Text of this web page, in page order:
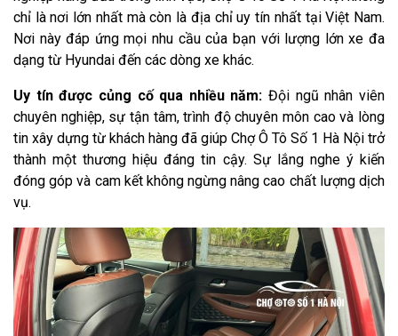
chỉ là nơi lớn nhất mà còn là địa chỉ uy tín nhất tại Việt Nam.
Nơi này đáp ứng mọi nhu cầu của bạn với lượng lớn xe đa
dạng từ Hyundai đến các dòng xe khác.
Uy tín được củng cố qua nhiều năm: Đội ngũ nhân viên
chuyên nghiệp, sự tận tâm, trình độ chuyên môn cao và lòng
tin xây dựng từ khách hàng đã giúp Chợ Ô Tô Số 1 Hà Nội trở
thành một thương hiệu đáng tin cậy. Sự lắng nghe ý kiến
đóng góp và cam kết không ngừng nâng cao chất lượng dịch
vụ.